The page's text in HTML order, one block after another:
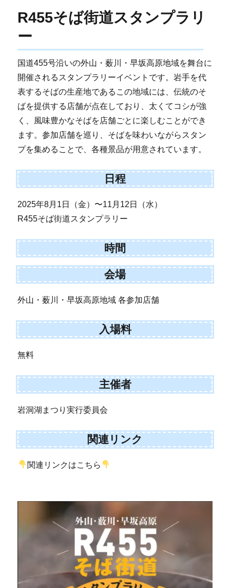
R455そば街道スタンプラリ
ー
国道455号沿いの外山・薮川・早坂高原地域を舞台に
開催されるスタンプラリーイベントです。岩手を代
表するそばの生産地であるこの地域には、伝統のそ
ばを提供する店舗が点在しており、太くてコシが強
く、風味豊かなそばを店舗ごとに楽しむことができ
ます。参加店舗を巡り、そばを味わいながらスタン
プを集めることで、各種景品が用意されています。
日程
2025年8月1日（金）〜11月12日（水）
R455そば街道スタンプラリー
時間
会場
外山・薮川・早坂高原地域 各参加店舗
入場料
無料
主催者
岩洞湖まつり実行委員会
関連リンク
関連リンクはこちら